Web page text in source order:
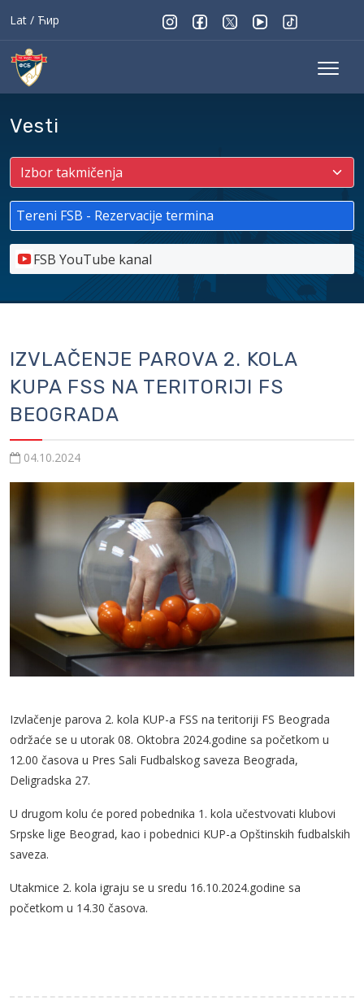
Lat / Ћир
Vesti
Tereni FSB - Rezervacije termina
FSB YouTube kanal
IZVLAČENJE PAROVA 2. KOLA
KUPA FSS NA TERITORIJI FS
BEOGRADA
04.10.2024
Izvlačenje parova 2. kola KUP-a FSS na teritoriji FS Beograda
održaće se u utorak 08. Oktobra 2024.godine sa početkom u
12.00 časova u Pres Sali Fudbalskog saveza Beograda,
Deligradska 27.
U drugom kolu će pored pobednika 1. kola učestvovati klubovi
Srpske lige Beograd, kao i pobednici KUP-a Opštinskih fudbalskih
saveza.
Utakmice 2. kola igraju se u sredu 16.10.2024.godine sa
početkom u 14.30 časova.